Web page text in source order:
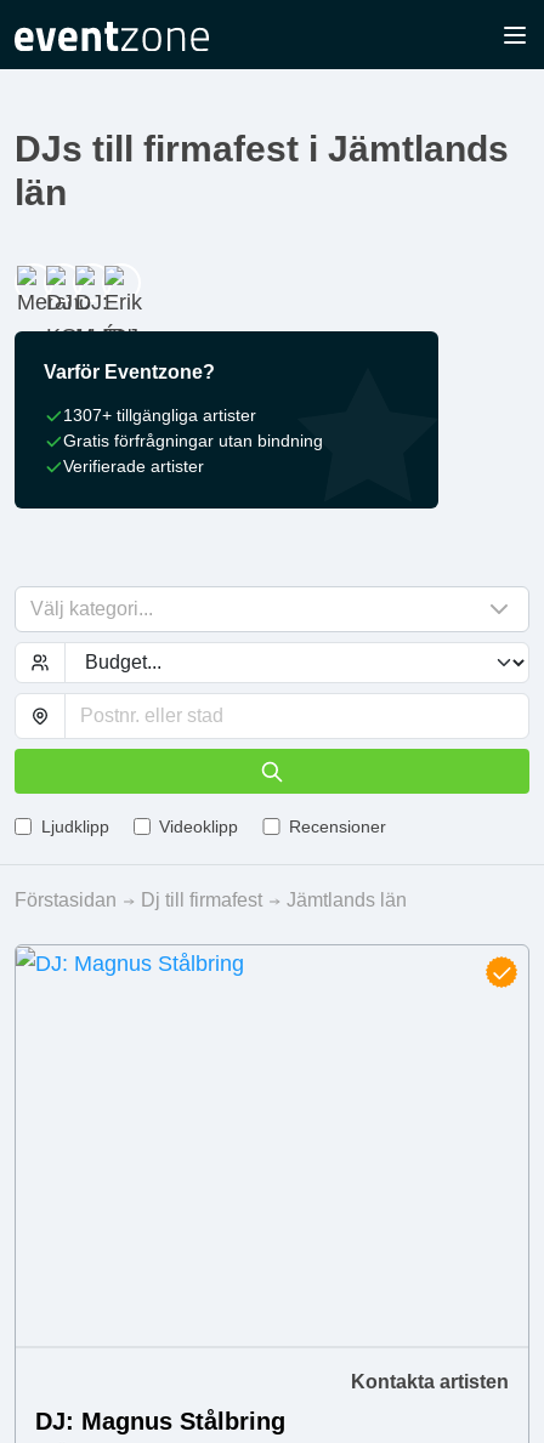
DJs till firmafest i Jämtlands
län
Varför Eventzone?
1307+ tillgängliga artister
Gratis förfrågningar utan bindning
Verifierade artister
Välj kategori...
Ljudklipp Videoklipp Recensioner
Förstasidan Dj till firmafest Jämtlands län
Kontakta artisten
DJ: Magnus Stålbring